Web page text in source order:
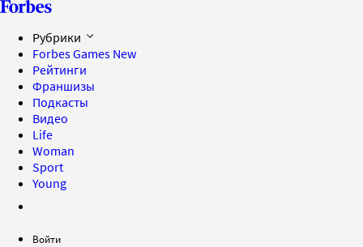
Рубрики
Forbes Games New
Рейтинги
Франшизы
Подкасты
Видео
Life
Woman
Sport
Young
Войти